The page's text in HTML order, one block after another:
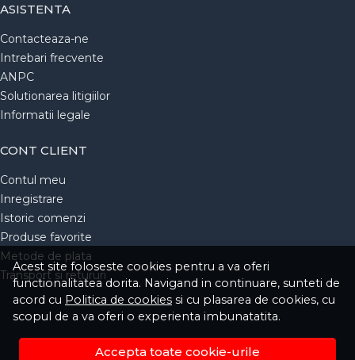
Acest site foloseste cookies pentru a va oferi
functionalitatea dorita. Navigand in continuare, sunteti de
acord cu Politica de cookies si cu plasarea de cookies, cu
scopul de a va oferi o experienta imbunatatita.
Accepta toate cookie-urile
ASISTENTA
Contacteaza-ne
Intrebari frecvente
ANPC
Solutionarea litigiilor
Informatii legale
CONT CLIENT
Contul meu
Inregistrare
Istoric comenzi
Produse favorite
Metode de plata
Transport si retururi